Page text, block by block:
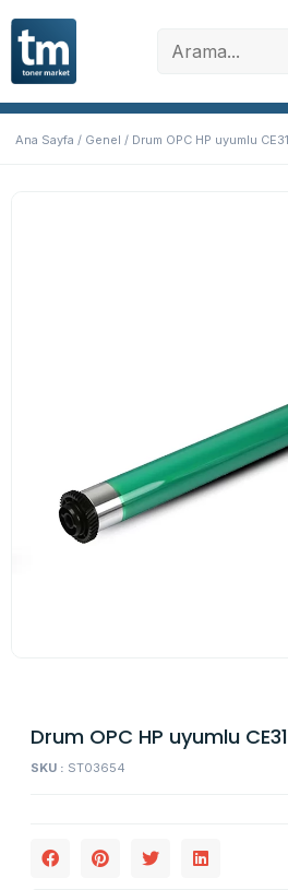
Ana Sayfa / Genel / Drum OPC HP uyumlu
Drum OPC HP uyumlu
SKU : ST03654